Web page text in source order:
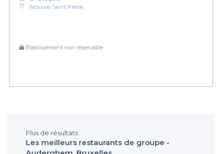
Woluwe-Saint-Pierre
Établissement non réservable
Plus de résultats
Les meilleurs restaurants de groupe -